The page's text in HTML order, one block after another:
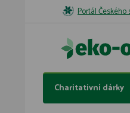
Portál
Charitativní dárky